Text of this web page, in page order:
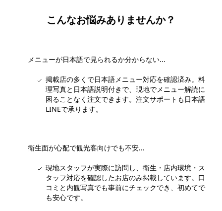
こんなお悩みありませんか？
メニューが日本語で見られるか分からない...
掲載店の多くで日本語メニュー対応を確認済み。料
理写真と日本語説明付きで、現地でメニュー解読に
困ることなく注文できます。注文サポートも日本語
LINEで承ります。
衛生面が心配で観光客向けでも不安...
現地スタッフが実際に訪問し、衛生・店内環境・ス
タッフ対応を確認したお店のみ掲載しています。口
コミと内観写真でも事前にチェックでき、初めてで
も安心です。